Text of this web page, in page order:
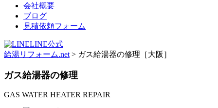
会社概要
ブログ
見積依頼フォーム
LINE公式
給湯リフォーム.net > ガス給湯器の修理［大阪］
ガス給湯器の修理
GAS WATER HEATER REPAIR